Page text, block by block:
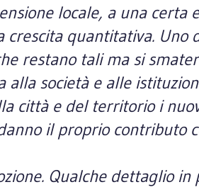
locale, a una
quantitativa. Uno
restano tali ma si
alla società e alle
città e del territorio i
il proprio contributo
Qualche dettaglio